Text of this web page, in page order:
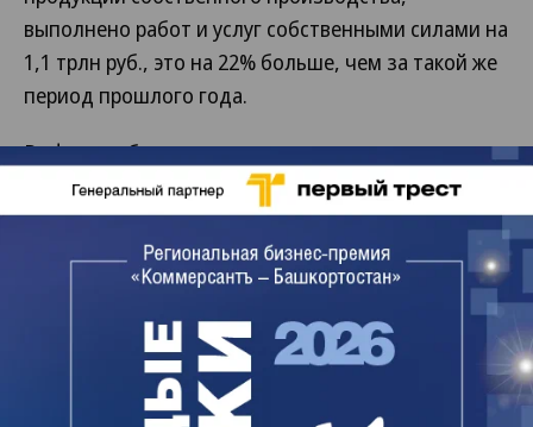
выполнено работ и услуг собственными силами на
1,1 трлн руб., это на 22% больше, чем за такой же
период прошлого года.
В сфере добычи полезных ископаемых за полгода
отгружено продукции на 246,6 млрд руб., это в 2,1
раза больше, чем за полгода в 2021 году. Так,
добыча сырой нефти и природного газа выросла в
3,1 раза (172,69 млрд руб.), добыча металлических
руд — на 11,2% (25,39 млрд руб.), прочих
полезных ископаемых — на 39,8% (3,24 млрд руб.).
В сфере обрабатывающих производств отгружено